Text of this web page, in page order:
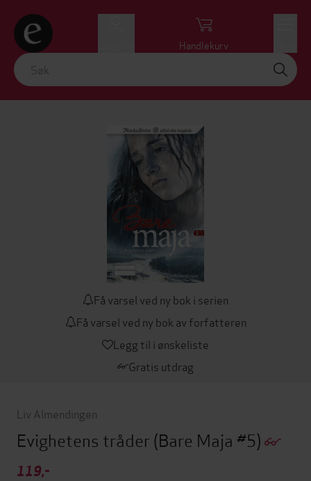
Handlekurv
Få varsel ved ny bok i serien
Få varsel ved ny bok av forfatteren
Legg til i ønskeliste
Gratis utdrag
Liv Almendingen
Evighetens tråder(Bare Maja #5)
119,-